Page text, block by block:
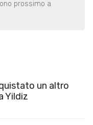
prossimo a
un altro
Yildiz